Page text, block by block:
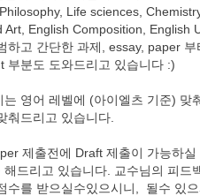
Life sciences,
Art, English Composition, English
하고 간단한 과제, essay, paper
부분도 도와드리고 있습니다 :)
영어 레벨에 (아이엘츠 기준) 맞
춰드리고 있습니다.
제출전에 Draft 제출이 가능하
드리고 있습니다. 교수님의 피
수를 받으실수있으시니, 될수 있